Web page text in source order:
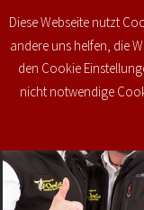
Diese Webseite nutzt
andere uns helfen, die
den Cookie
nicht notwendige